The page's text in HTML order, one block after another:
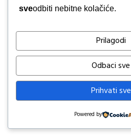
sveodbiti nebitne kolačiće.
Prilagodi
Odbaci sve
Prihvati sve
Powered by